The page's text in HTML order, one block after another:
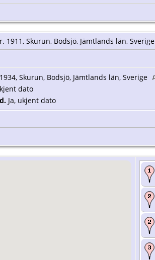
1911, Skurun, Bodsjö, Jämtlands län, Sverige
Skurun, Bodsjö, Jämtlands län, Sverige
dato
d. Ja, ukjent dato